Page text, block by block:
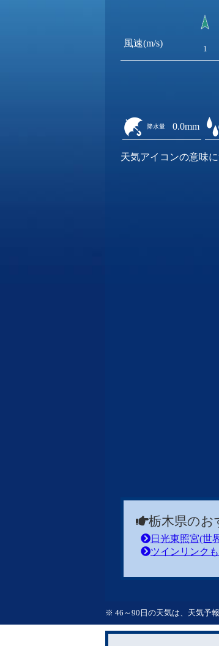
風速(m/s)
1
降水量 0.0mm
天気アイコンの意味
栃木県のお
日光東照宮(世
ツインリンク
※ 46～90日の天気は、天気予